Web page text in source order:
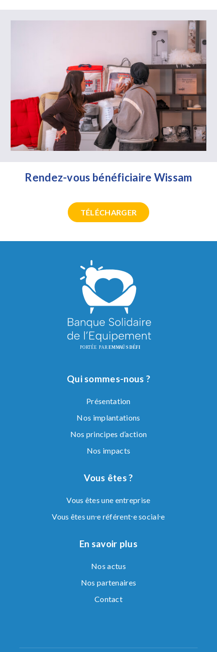
Rendez-vous bénéficiaire Wissam
TÉLÉCHARGER
Qui sommes-nous ?
Présentation
Nos implantations
Nos principes d’action
Nos impacts
Vous êtes ?
Vous êtes une entreprise
Vous êtes un⸱e référent⸱e social⸱e
En savoir plus
Nos actus
Nos partenaires
Contact